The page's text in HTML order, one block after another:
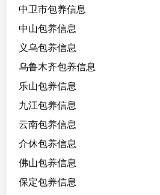
9
2
，
文
职
工
作
，
缺
钱
求
包
养
中卫市包养信息
中山包养信息
义乌包养信息
乌鲁木齐包养信息
乐山包养信息
九江包养信息
云南包养信息
介休包养信息
佛山包养信息
保定包养信息